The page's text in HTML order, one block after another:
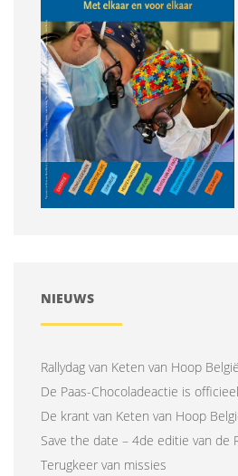
NIEUWS
Rallydag van Keten van Hoop
De Paas-Chocoladeactie is
De krant van Keten van Hoop
Save the date – 4de editie van de
Terugkeer van missies